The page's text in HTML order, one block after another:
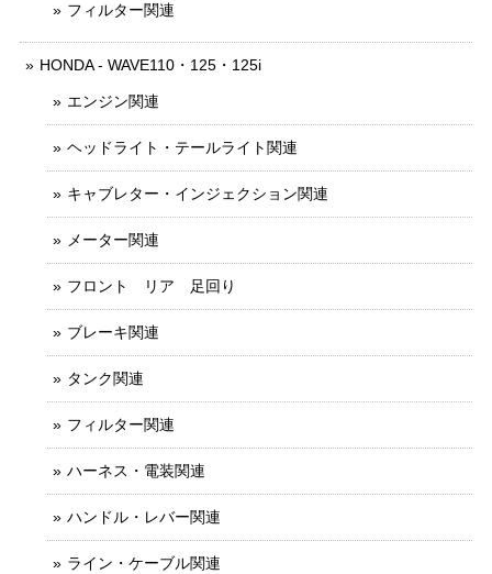
フィルター関連
HONDA - WAVE110・125・125i
エンジン関連
ヘッドライト・テールライト関連
キャブレター・インジェクション関連
メーター関連
フロント リア 足回り
ブレーキ関連
タンク関連
フィルター関連
ハーネス・電装関連
ハンドル・レバー関連
ライン・ケーブル関連